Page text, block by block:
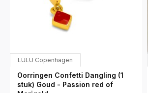
LULU Copenhagen
Oorringen Confetti Dangling (1
stuk) Goud - Passion red of